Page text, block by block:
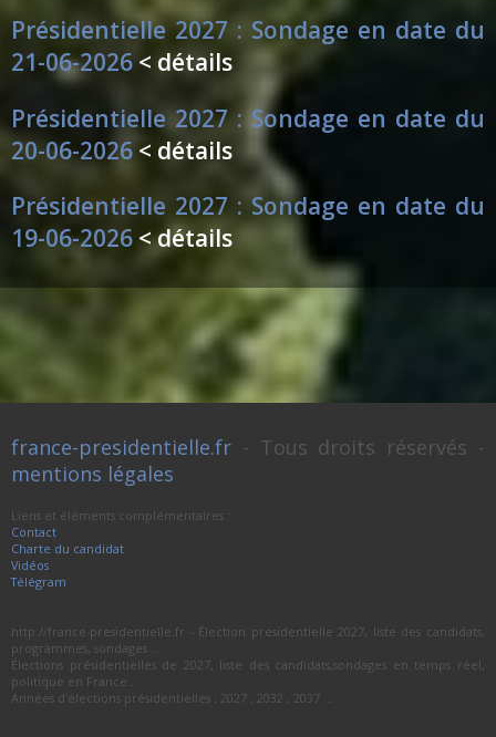
Présidentielle 2027 : Sondage en date du
21-06-2026 < détails
Présidentielle 2027 : Sondage en date du
20-06-2026 < détails
Présidentielle 2027 : Sondage en date du
19-06-2026 < détails
france-presidentielle.fr - Tous droits réservés -
mentions légales
Liens et éléments complémentaires :
Contact
Charte du candidat
Vidéos
Télégram
http://france-presidentielle.fr - Élection présidentielle 2027, liste des candidats,
programmes, sondages ...
Élections présidentielles de 2027, liste des candidats,sondages en temps réel,
politique en France...
Années d'élections présidentielles : 2027 , 2032 , 2037 ...